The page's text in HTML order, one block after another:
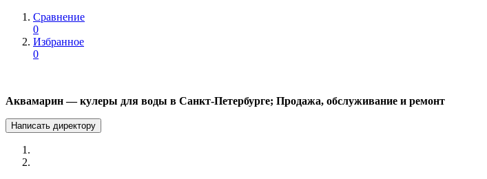
Сравнение
0
Избранное
0
Аквамарин — кулеры для воды в Санкт-Петербурге; Продажа, обслуживание и ремонт
Написать директору